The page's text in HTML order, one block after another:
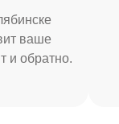
ваше
и обратно.